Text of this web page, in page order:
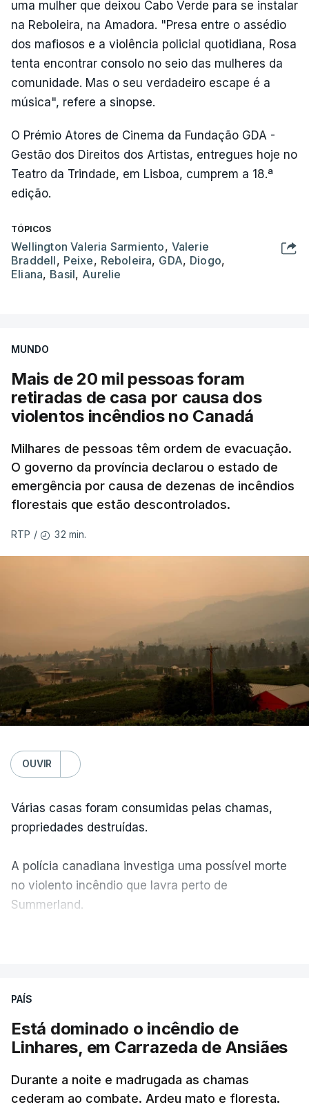
uma mulher que deixou Cabo Verde para se instalar
na Reboleira, na Amadora. "Presa entre o assédio
dos mafiosos e a violência policial quotidiana, Rosa
tenta encontrar consolo no seio das mulheres da
comunidade. Mas o seu verdadeiro escape é a
música", refere a sinopse.
O Prémio Atores de Cinema da Fundação GDA -
Gestão dos Direitos dos Artistas, entregues hoje no
Teatro da Trindade, em Lisboa, cumprem a 18.ª
edição.
TÓPICOS
Wellington Valeria Sarmiento, Valerie
Braddell, Peixe, Reboleira, GDA, Diogo,
Eliana, Basil, Aurelie
MUNDO
Mais de 20 mil pessoas foram
retiradas de casa por causa dos
violentos incêndios no Canadá
Milhares de pessoas têm ordem de evacuação.
O governo da província declarou o estado de
emergência por causa de dezenas de incêndios
florestais que estão descontrolados.
RTP / 32 min.
OUVIR
Várias casas foram consumidas pelas chamas,
propriedades destruídas.
A polícia canadiana investiga uma possível morte
no violento incêndio que lavra perto de
Summerland.
ERRO100
ERROR ON HTML5 MEDIA ELEMENT
ESTE CONTEÚDO ESTÁ NESTE
MOMENTO INDISPONÍVEL
PAÍS
Está dominado o incêndio de
Linhares, em Carrazeda de Ansiães
Durante a noite e madrugada as chamas
cederam ao combate. Ardeu mato e floresta.